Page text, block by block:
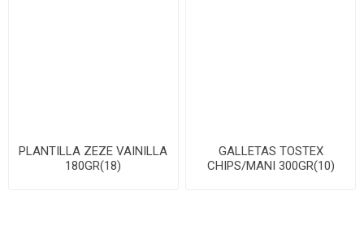
PLANTILLA ZEZE VAINILLA
180GR(18)
GALLETAS TOSTEX
CHIPS/MANI 300GR(10)